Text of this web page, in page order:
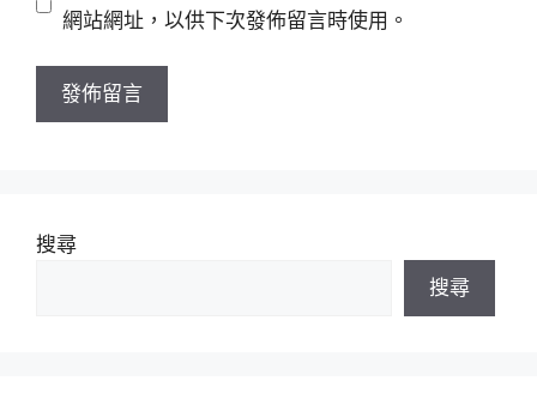
站
址
網站網址，以供下次發佈留言時使用。
搜尋
搜尋